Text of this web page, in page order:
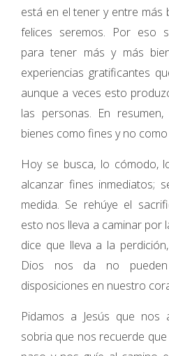
está en el tener y entre más
felices seremos. Por eso
para tener más y más
experiencias gratificantes
aunque a veces esto
las personas. En
bienes como fines y no
Hoy se busca, lo cómodo,
alcanzar fines inmediatos;
medida. Se rehúye el
esto nos lleva a caminar por
dice que lleva a la
Dios nos da no
disposiciones en nuestro
Pidamos a Jesús que nos
sobria que nos recuerde